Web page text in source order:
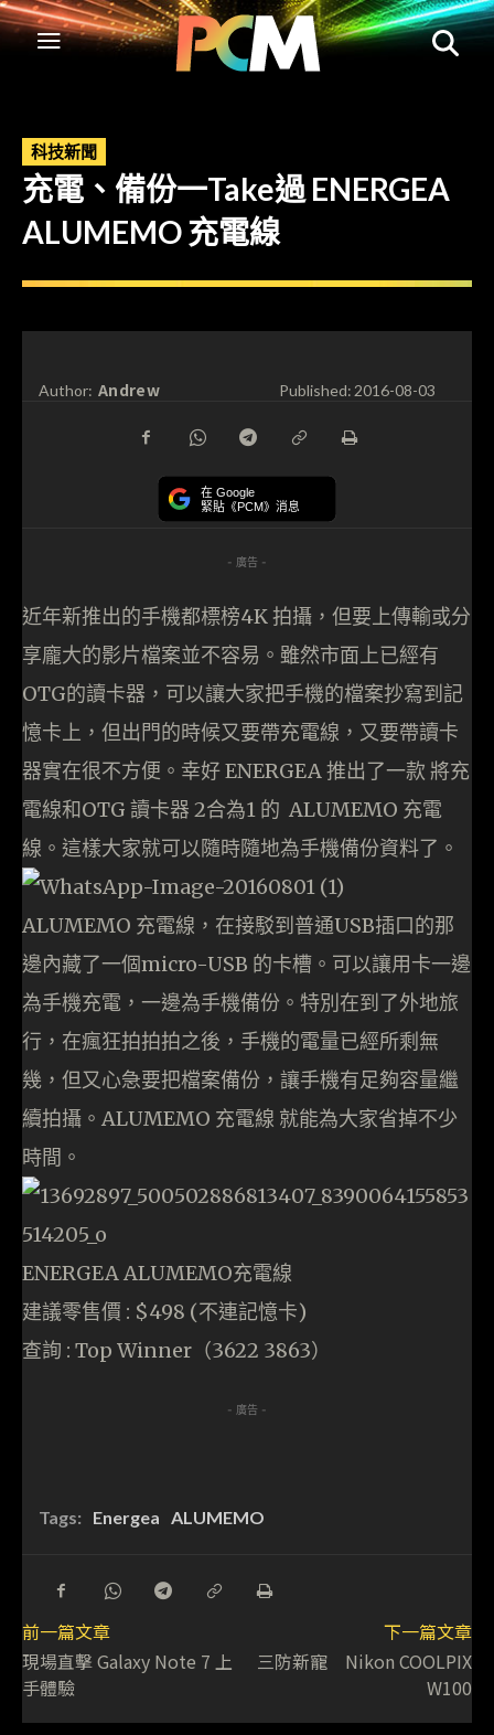
科技新聞
充電、備份一Take過 ENERGEA
ALUMEMO 充電線
Author: Andrew Published:2016-08-03
在 Google
緊貼《PCM》消息
- 廣告 -
近年新推出的手機都標榜4K 拍攝，但要上傳輸或分
享龐大的影片檔案並不容易。雖然市面上已經有
OTG的讀卡器，可以讓大家把手機的檔案抄寫到記
憶卡上，但出門的時候又要帶充電線，又要帶讀卡
器實在很不方便。幸好 ENERGEA 推出了一款 將充
電線和OTG 讀卡器 2合為1 的 ALUMEMO 充電
線。這樣大家就可以隨時隨地為手機備份資料了。
ALUMEMO 充電線，在接駁到普通USB插口的那
邊內藏了一個micro-USB 的卡槽。可以讓用卡一邊
為手機充電，一邊為手機備份。特別在到了外地旅
行，在瘋狂拍拍拍之後，手機的電量已經所剩無
幾，但又心急要把檔案備份，讓手機有足夠容量繼
續拍攝。ALUMEMO 充電線 就能為大家省掉不少
時間。
ENERGEA ALUMEMO充電線
建議零售價 : $498 (不連記憶卡)
查詢 : Top Winner（3622 3863）
- 廣告 -
Tags: Energea ALUMEMO
前一篇文章
現場直擊 Galaxy Note 7 上
手體驗
下一篇文章
三防新寵 Nikon COOLPIX
W100